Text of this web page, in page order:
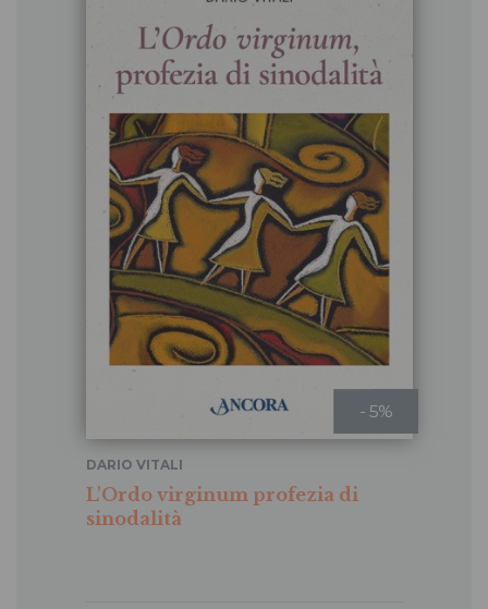
- 5%
L'Ordo virginum profezia di
sinodalità
DARIO VITALI